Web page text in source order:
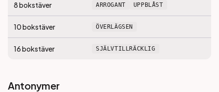
8bokstäver ARROGANT UPPBLÅST
10bokstäver ÖVERLÄGSEN
16bokstäver SJÄLVTILLRÄCKLIG
Antonymer